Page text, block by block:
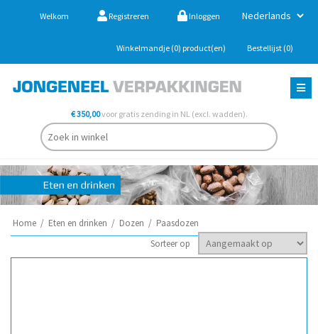
Welkom Registreren Inloggen
Winkelmandje (0) product(en) Bestellijst (0)
€ 350,00voor gratis zending in NL (excl. wadden).
Home / Eten en drinken / Dozen / Paasdozen
Sorteer op